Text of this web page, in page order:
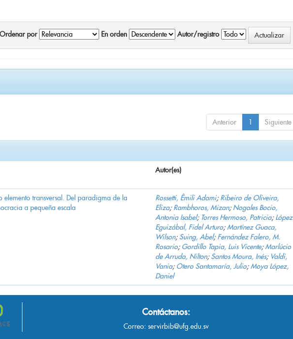
Ordenar por En orden Autor/registro
Anterior 1 Siguiente
Autor(es)
elemento transversal. Del paradigma de la
a pequeña escala
Rossetti, Êmili Adami; Ribeiro de Oliveira,
Eliza; Rambhoros, Mizan; Nogales Bocio,
Antonia Isabel; Torres Hermoso, Patricia; López
Eguizábal, Fidel Arturo;Martínez Guaca,
Wilson; Suing, Abel; Fernández Falero, M.
Rosario; Gordillo Tapia, Luis Vicente;Marlúcio
de Arruda, Nilton; Santos Moura, Inés; Valdi,
Vania; Otero Santamaría, Julio;Moya López,
Daniel
Contáctanos:
Correo: servirbib@ufg.edu.sv